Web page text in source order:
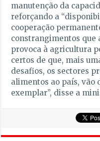
manutenção da
reforçando a
cooperação
constrangimentos que
provoca à agricultura
certos de que, mais
desafios, os sectores
alimentos ao país, vão
exemplar”, disse a